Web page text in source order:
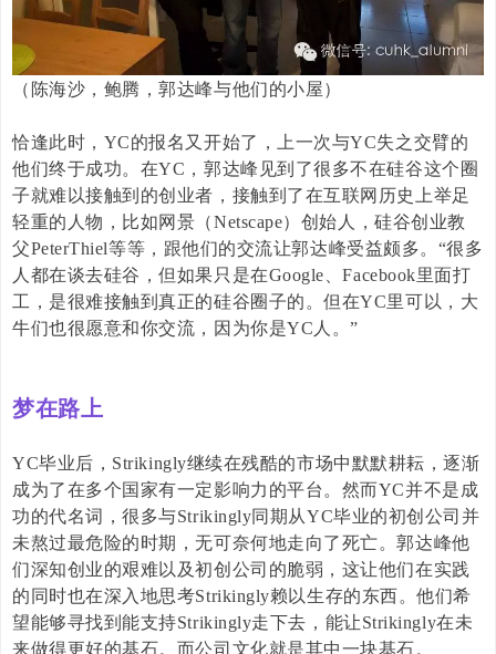
（陈海沙， 鲍腾，郭达峰与他们的小屋）
恰逢此时， YC的报名又开始了，上一次与YC失之交臂的
他们终于成功。在YC ，郭达峰见到了很多不在硅谷这个圈
子就难以接触到的创业者，接触到了在互联网历史上举足
轻重的人物，比如网景（Netscape）创始人，硅谷创业教
父PeterThiel等等，跟他们的交流让郭达峰受益颇多。“很多
人都在谈去硅谷，但如果只是在Google 、Facebook里面打
工，是很难接触到真正的硅谷圈子的。但在YC里可以，大
牛们也很愿意和你交流，因为你是YC 人。”
梦在路上
YC毕业后， Strikingly继续在残酷的市场中默默耕耘，逐渐
成为了在多个国家有一定影响力的平台。然而YC并不是成
功的代名词，很多与Strikingly同期从YC毕业的初创公司并
未熬过最危险的时期，无可奈何地走向了死亡。郭达峰他
们深知创业的艰难以及初创公司的脆弱，这让他们在实践
的同时也在深入地思考Strikingly赖以生存的东西。他们希
望能够寻找到能支持Strikingly走下去，能让Strikingly在未
来做得更好的基石。而公司文化就是其中一块基石。